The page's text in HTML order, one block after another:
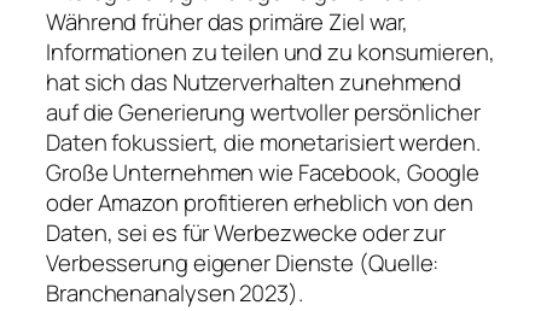
Während früher das primäre Ziel war,
Informationen zu teilen und zu konsumieren,
hat sich das Nutzerverhalten zunehmend
auf die Generierung wertvoller persönlicher
Daten fokussiert, die monetarisiert werden.
Große Unternehmen wie Facebook, Google
oder Amazon profitieren erheblich von den
Daten, sei es für Werbezwecke oder zur
Verbesserung eigener Dienste (Quelle:
Branchenanalysen 2023).